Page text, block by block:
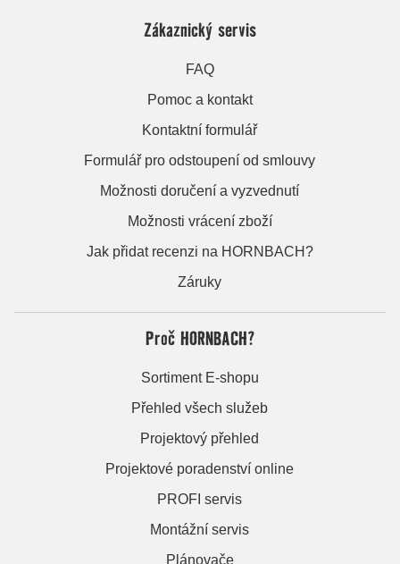
Zákaznický servis
FAQ
Pomoc a kontakt
Kontaktní formulář
Formulář pro odstoupení od smlouvy
Možnosti doručení a vyzvednutí
Možnosti vrácení zboží
Jak přidat recenzi na HORNBACH?
Záruky
Proč HORNBACH?
Sortiment E-shopu
Přehled všech služeb
Projektový přehled
Projektové poradenství online
PROFI servis
Montážní servis
Plánovače